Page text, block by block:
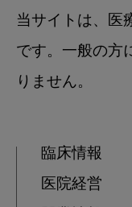
当サイトは、医
です。一般の方
りません。
臨床情報
医院経営